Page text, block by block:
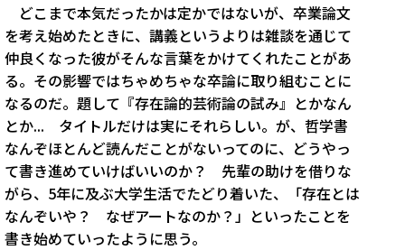
どこまで本気だったかは定かではないが、卒業論文
を考え始めたときに、講義というよりは雑談を通じて
仲良くなった彼がそんな言葉をかけてくれたことがあ
る。その影響ではちゃめちゃな卒論に取り組むことに
なるのだ。題して『存在論的芸術論の試み』とかなん
とか... タイトルだけは実にそれらしい。が、哲学書
なんぞほとんど読んだことがないってのに、どうやっ
て書き進めていけばいいのか？ 先輩の助けを借りな
がら、5年に及ぶ大学生活でたどり着いた、「存在とは
なんぞいや？ なぜアートなのか？」といったことを
書き始めていったように思う。